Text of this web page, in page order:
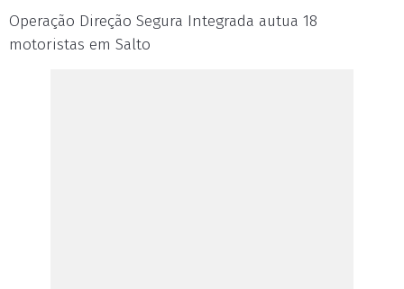
Operação Direção Segura Integrada autua 18
motoristas em Salto